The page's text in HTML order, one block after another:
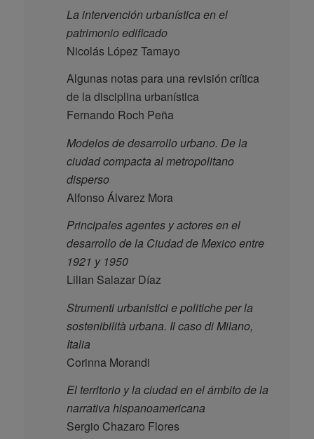
La intervención urbanística en el
patrimonio edificado
Nicolás López Tamayo
Algunas notas para una revisión crítica
de la disciplina urbanística
Fernando Roch Peña
Modelos de desarrollo urbano. De la
ciudad compacta al metropolitano
disperso
Alfonso Álvarez Mora
Principales agentes y actores en el
desarrollo de la Ciudad de Mexico entre
1921 y 1950
Lilian Salazar Díaz
Strumenti urbanistici e politiche per la
sostenibilità urbana. Il caso di Milano,
Italia
Corinna Morandi
El territorio y la ciudad en el ámbito de la
narrativa hispanoamericana
Sergio Chazaro Flores